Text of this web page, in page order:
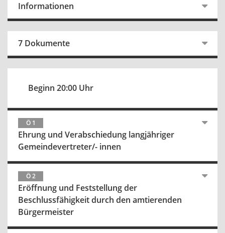
Informationen
7 Dokumente
Beginn 20:00 Uhr
Ö 1
Ehrung und Verabschiedung langjähriger
Gemeindevertreter/- innen
Ö 2
Eröffnung und Feststellung der
Beschlussfähigkeit durch den amtierenden
Bürgermeister